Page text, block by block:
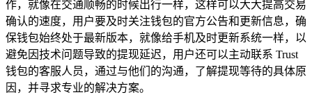
作，就像在交通顺畅的时候出行一样，这样可以大大提高交易
确认的速度，用户要及时关注钱包的官方公告和更新信息，确
保钱包始终处于最新版本，就像给手机及时更新系统一样，以
避免因技术问题导致的提现延迟，用户还可以主动联系 Trust
钱包的客服人员，通过与他们的沟通，了解提现等待的具体原
因，并寻求专业的解决方案。